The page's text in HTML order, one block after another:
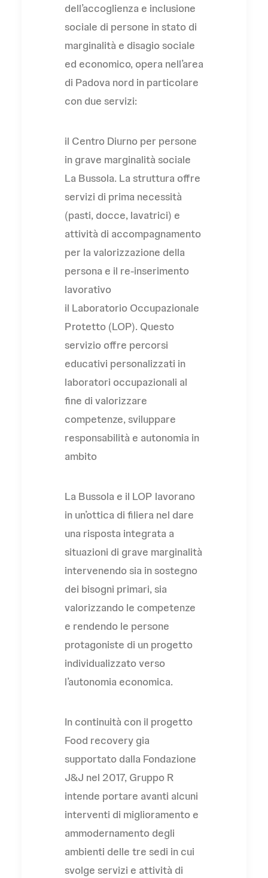
dell’accoglienza e inclusione
sociale di persone in stato di
marginalità e disagio sociale
ed economico, opera nell’area
di Padova nord in particolare
con due servizi:
il Centro Diurno per persone
in grave marginalità sociale
La Bussola. La struttura offre
servizi di prima necessità
(pasti, docce, lavatrici) e
attività di accompagnamento
per la valorizzazione della
persona e il re-inserimento
lavorativo
il Laboratorio Occupazionale
Protetto (LOP). Questo
servizio offre percorsi
educativi personalizzati in
laboratori occupazionali al
fine di valorizzare
competenze, sviluppare
responsabilità e autonomia in
ambito
La Bussola e il LOP lavorano
in un’ottica di filiera nel dare
una risposta integrata a
situazioni di grave marginalità
intervenendo sia in sostegno
dei bisogni primari, sia
valorizzando le competenze
e rendendo le persone
protagoniste di un progetto
individualizzato verso
l’autonomia economica.
In continuità con il progetto
Food recovery gia
supportato dalla Fondazione
J&J nel 2017, Gruppo R
intende portare avanti alcuni
interventi di miglioramento e
ammodernamento degli
ambienti delle tre sedi in cui
svolge servizi e attività di